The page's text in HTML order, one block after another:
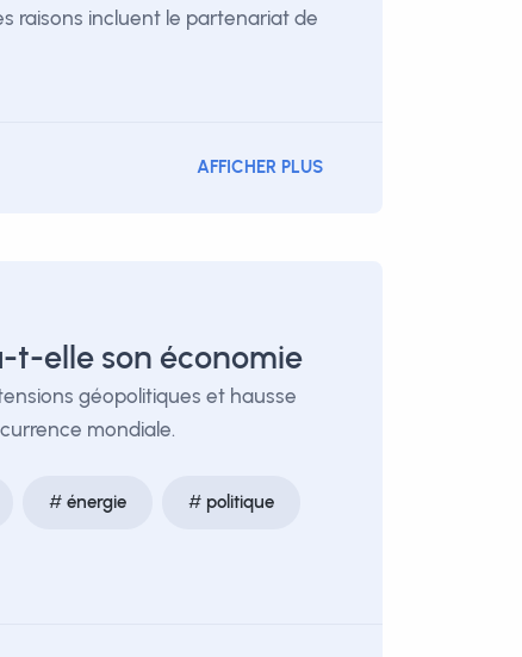
raisons incluent le partenariat de
AFFICHER PLUS
t-elle son économie
géopolitiques et hausse
mondiale.
énergie politique